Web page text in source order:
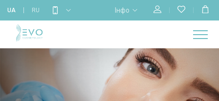
UA RU Інфо
ГОЛОВНА
НАС
МАГАЗИН
НАВЧАННЯ